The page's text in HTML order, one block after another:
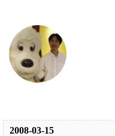
2008-03-15